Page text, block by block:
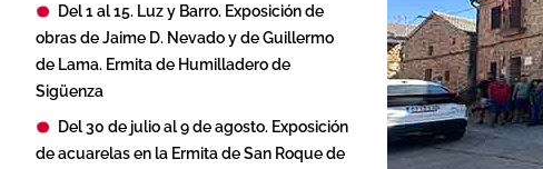
Del 1 al 15. Luz y Barro. Exposición de
obras de Jaime D. Nevado y de Guillermo
de Lama. Ermita de Humilladero de
Sigüenza
Del 30 de julio al 9 de agosto. Exposición
de acuarelas en la Ermita de San Roque de